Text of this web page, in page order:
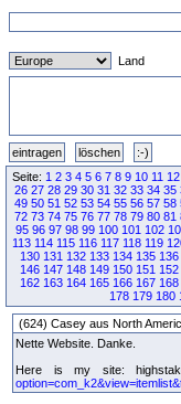
Land
Seite: 1 2 3 4 5 6 7 8 9 10 11 12
26 27 28 29 30 31 32 33 34 35
49 50 51 52 53 54 55 56 57 58
72 73 74 75 76 77 78 79 80 81
95 96 97 98 99 100 101 102
113 114 115 116 117 118 119
130 131 132 133 134 135 136
146 147 148 149 150 151 152
162 163 164 165 166 167 168
178 179 180
(624) Casey aus North
Nette Website. Danke.
Here is my site: